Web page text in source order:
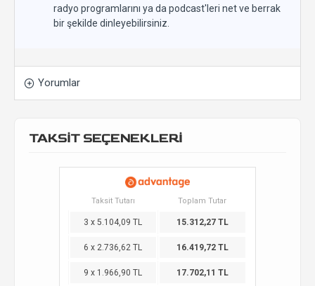
radyo programlarını ya da podcast'leri net ve berrak
bir şekilde dinleyebilirsiniz.
Yorumlar
TAKSİT SEÇENEKLERİ
Taksit Tutarı Toplam Tutar
3 x 5.104,09 TL 15.312,27 TL
6 x 2.736,62 TL 16.419,72 TL
9 x 1.966,90 TL 17.702,11 TL